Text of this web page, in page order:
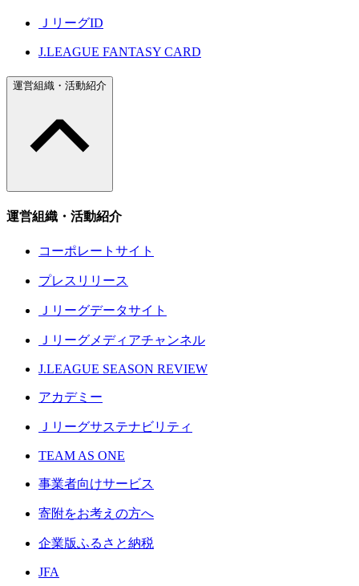
ＪリーグID
J.LEAGUE FANTASY CARD
運営組織・活動紹介
運営組織・活動紹介
コーポレートサイト
プレスリリース
Ｊリーグデータサイト
Ｊリーグメディアチャンネル
J.LEAGUE SEASON REVIEW
アカデミー
Ｊリーグサステナビリティ
TEAM AS ONE
事業者向けサービス
寄附をお考えの方へ
企業版ふるさと納税
JFA